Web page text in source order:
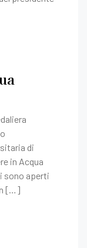
di
in Acqua
sono aperti
[…]